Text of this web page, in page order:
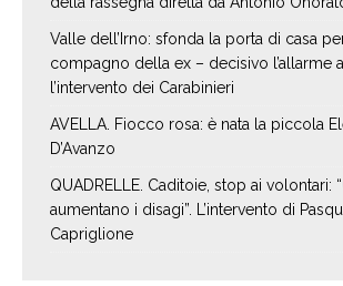
Valle dell’Irno: sfonda la porta di casa
compagno della ex – decisivo l’allarme
l’intervento dei Carabinieri
AVELLA. Fiocco rosa: è nata la piccola
D’Avanzo
QUADRELLE. Caditoie, stop ai volontari:
aumentano i disagi”. L’intervento di
Capriglione